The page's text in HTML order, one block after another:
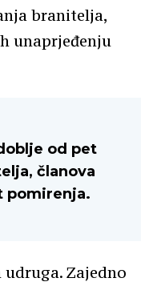
branitelja,
unaprjeđenju
od pet
članova
pomirenja.
Zajedno